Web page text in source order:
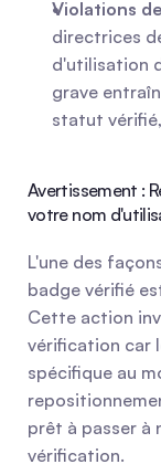
Violations
directrices
d'utilisation
grave
statut
Avertissement :
votre nom
L'une des
badge vérifié
Cette action
vérification car
spécifique au
prêt à passer à
vérification.